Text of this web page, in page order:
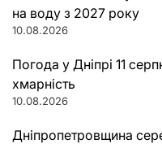
на воду з 2027 року
10.08.2026
Погода у Дніпрі 11
хмарність
10.08.2026
Дніпропетровщина